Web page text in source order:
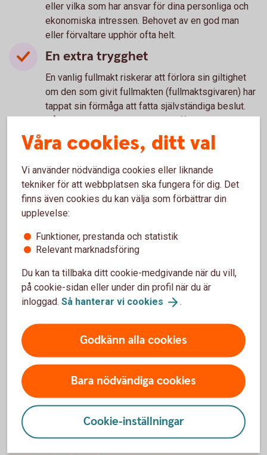
eller vilka som har ansvar för dina personliga och
ekonomiska intressen. Behovet av en god man
eller förvaltare upphör ofta helt.
En extra trygghet
En vanlig fullmakt riskerar att förlora sin giltighet
om den som givit fullmakten (fullmaktsgivaren) har
tappat sin förmåga att fatta självständiga beslut.
Något som exempelvis kan inträffa vid demens.
Därför är det klokt att gardera sig med en
framtidsfullmakt, som börjar gälla när du inte längre
är kapabel att fatta beslut.
Frågor och svar om
framtidsfullmakt
Vad är en framtidsfullmakt?
När kan man upprätta en framtidsfullmakt och
vem kan göra det?
Våra cookies, ditt val
Vi använder nödvändiga cookies eller liknande
tekniker för att webbplatsen ska fungera för dig. Det
finns även cookies du kan välja som förbättrar din
upplevelse:
Funktioner, prestanda och statistik
Relevant marknadsföring
Du kan ta tillbaka ditt cookie-medgivande när du vill,
på cookie-sidan eller under din profil när du är
inloggad. Så hanterar vi cookies .
Godkänn alla cookies
Bara nödvändiga cookies
Cookie-inställningar